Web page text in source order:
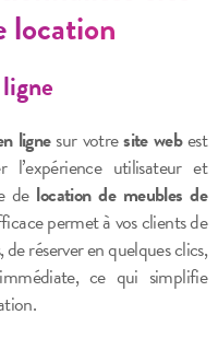
location
lignesur votresite webest
utilisateur et
de location de meubles de
permet à vos clients de
réserver en quelques clics,
ce qui simplifie